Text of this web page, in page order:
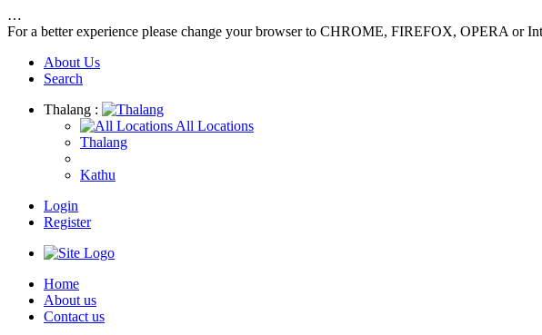
…
For a better experience please change your browser to CHROME, FIREFOX, OPERA or
About Us
Search
Thalang :
All Locations
Thalang
Kathu
Login
Register
Home
About us
Contact us